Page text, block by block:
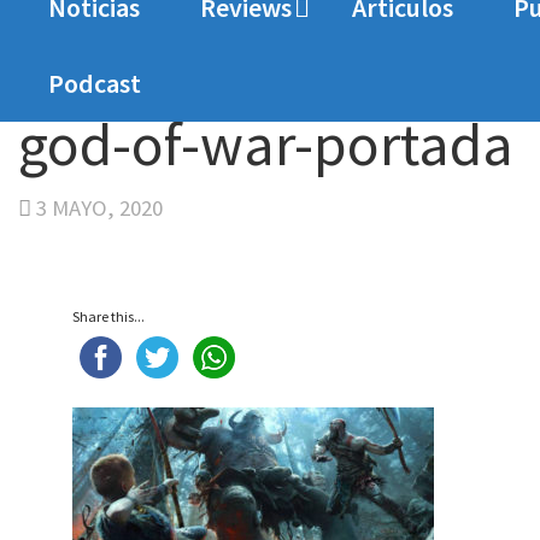
Noticias Reviews Articulos
Podcast
god-of-war-portada
3 MAYO, 2020
Share this...